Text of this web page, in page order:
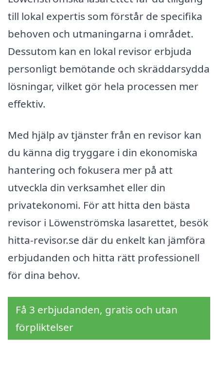
till lokal expertis som förstår de specifika
behoven och utmaningarna i området.
Dessutom kan en lokal revisor erbjuda
personligt bemötande och skräddarsydda
lösningar, vilket gör hela processen mer
effektiv.
Med hjälp av tjänster från en revisor kan
du känna dig tryggare i din ekonomiska
hantering och fokusera mer på att
utveckla din verksamhet eller din
privatekonomi. För att hitta den bästa
revisor i Löwenströmska lasarettet, besök
hitta-revisor.se där du enkelt kan jämföra
erbjudanden och hitta rätt professionell
för dina behov.
Få 3 erbjudanden, gratis och utan
förpliktelser